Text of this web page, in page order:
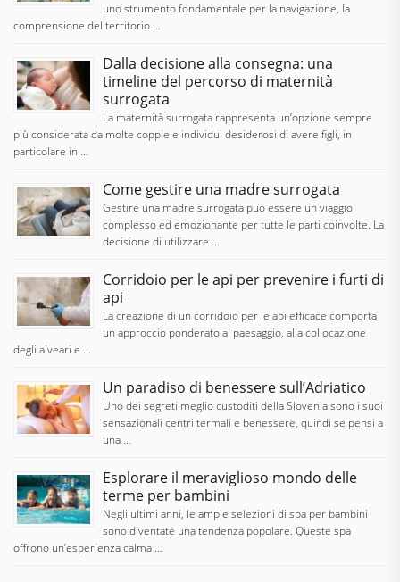
uno strumento fondamentale per la navigazione, la
comprensione del territorio …
Dalla decisione alla consegna: una
timeline del percorso di maternità
surrogata
La maternità surrogata rappresenta un’opzione sempre
più considerata da molte coppie e individui desiderosi di avere figli, in
particolare in …
Come gestire una madre surrogata
Gestire una madre surrogata può essere un viaggio
complesso ed emozionante per tutte le parti coinvolte. La
decisione di utilizzare …
Corridoio per le api per prevenire i furti di
api
La creazione di un corridoio per le api efficace comporta
un approccio ponderato al paesaggio, alla collocazione
degli alveari e …
Un paradiso di benessere sull’Adriatico
Uno dei segreti meglio custoditi della Slovenia sono i suoi
sensazionali centri termali e benessere, quindi se pensi a
una …
Esplorare il meraviglioso mondo delle
terme per bambini
Negli ultimi anni, le ampie selezioni di spa per bambini
sono diventate una tendenza popolare. Queste spa
offrono un’esperienza calma …